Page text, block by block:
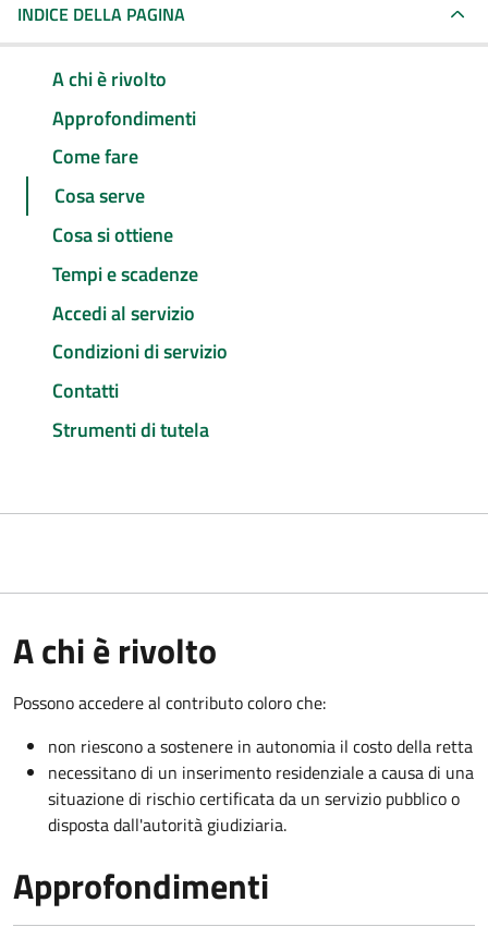
INDICE DELLA PAGINA
A chi è rivolto
Approfondimenti
Come fare
Cosa serve
Cosa si ottiene
Tempi e scadenze
Accedi al servizio
Condizioni di servizio
Contatti
Strumenti di tutela
A chi è rivolto
Possono accedere al contributo coloro che:
non riescono a sostenere in autonomia il costo della retta
necessitano di un inserimento residenziale a causa di una
situazione di rischio certificata da un servizio pubblico o
disposta dall'autorità giudiziaria.
Approfondimenti